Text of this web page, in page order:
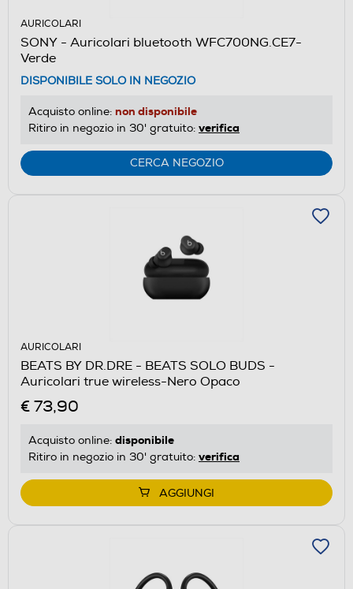
AURICOLARI
SONY - Auricolari bluetooth WFC700NG.CE7-
Verde
DISPONIBILE SOLO IN NEGOZIO
Acquisto online: non disponibile
Ritiro in negozio in 30' gratuito: verifica
CERCA NEGOZIO
AURICOLARI
BEATS BY DR.DRE - BEATS SOLO BUDS -
Auricolari true wireless-Nero Opaco
€ 73,90
Acquisto online: disponibile
Ritiro in negozio in 30' gratuito: verifica
AGGIUNGI